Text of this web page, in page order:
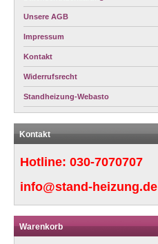
Unsere AGB
Impressum
Kontakt
Widerrufsrecht
Standheizung-Webasto
Kontakt
Hotline: 030-7070707
info@stand-heizung.de
Warenkorb